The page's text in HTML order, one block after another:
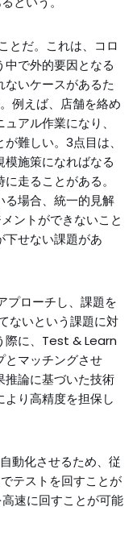
とだ。これは、コロ
で外的要因となる
いケースがあるた
例えば、店舗を絡め
アル作業になり、
難しい。3点目は、
施策になればなる
走ることがある。
る場合、統一的見解
ントができないこと
下せない課題があ
プローチし、課題を
ないという課題に対
際に、Test & Learn
とマッチングさせ
推論に基づいた技術
より高精度を担保し
動化させるため、従
テストを回すことが
速に回すことが可能